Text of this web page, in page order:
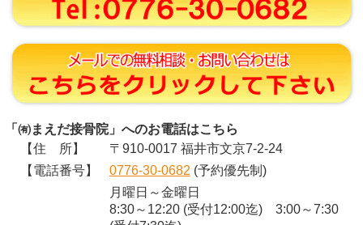
「㈲まえだ接骨院」へのお電話はこちら
【住 所】
〒910-0017 福井市文京7-2-24
【電話番号】
0776-30-0682 (予約優先制)
月曜日～金曜日
8:30～12:20 (受付12:00迄) 3:00～7:30